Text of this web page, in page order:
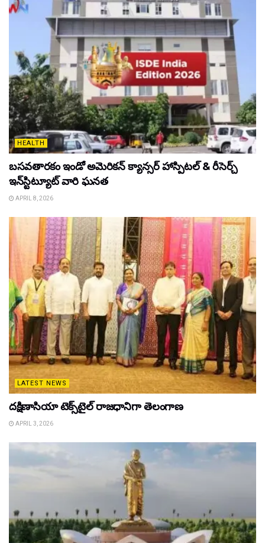
HEALTH
బసవతారకం ఇండో అమెరికన్ క్యాన్సర్ హాస్పిటల్ & రీసెర్చ్
ఇన్‌స్టిట్యూట్ వారి ఘనత
APRIL 8, 2026
LATEST NEWS
దక్షిణాసియా టెక్స్‌టైల్ రాజధానిగా తెలంగాణ
APRIL 3, 2026